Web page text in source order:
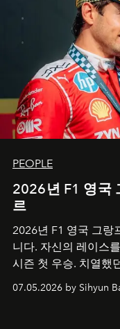
PEOPLE
2026년 F1 영국
르
2026년 F1 영국 그랑
니다. 자신의 레이스
시즌 첫 우승. 치열했
07.05.2026 by Sihyun